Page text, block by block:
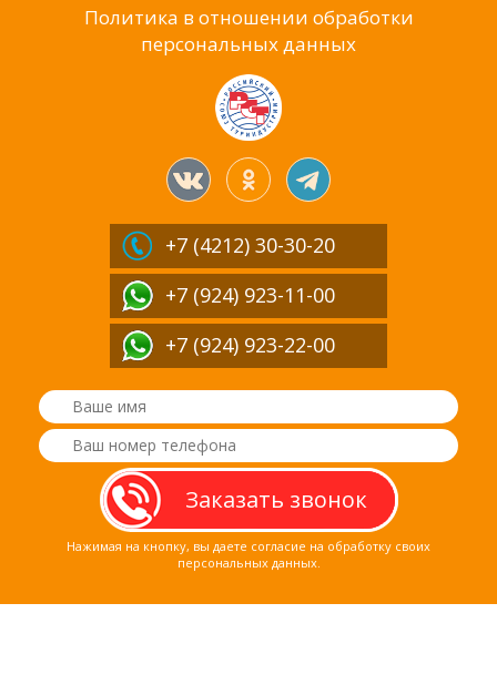
Политика в отношении обработки
персональных данных
+7 (4212) 30-30-20
+7 (924) 923-11-00
+7 (924) 923-22-00
Нажимая на кнопку, вы даете согласие на обработку своих
персональных данных.